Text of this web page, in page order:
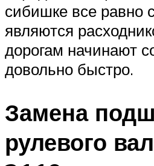
сибишке все равно
являются
дорогам начинают
довольно быстро.
Замена
рулевого